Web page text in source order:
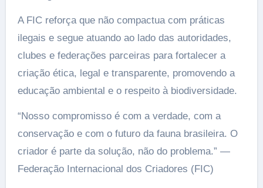
A FIC reforça que não compactua com práticas
ilegais e segue atuando ao lado das autoridades,
clubes e federações parceiras para fortalecer a
criação ética, legal e transparente, promovendo a
educação ambiental e o respeito à biodiversidade.
“Nosso compromisso é com a verdade, com a
conservação e com o futuro da fauna brasileira. O
criador é parte da solução, não do problema.” —
Federação Internacional dos Criadores (FIC)